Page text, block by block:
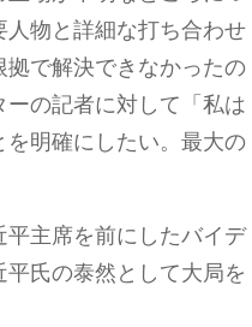
物と詳細な打ち合わせ
で解決できなかったの
の記者に対して「私は
明確にしたい。最大の
主席を前にしたバイデ
氏の泰然として大局を